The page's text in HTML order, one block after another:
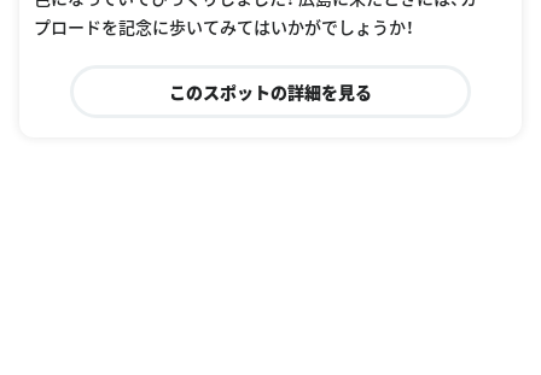
プロードを記念に歩いてみてはいかがでしょうか！
このスポットの詳細を見る